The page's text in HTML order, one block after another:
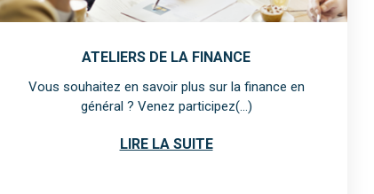
ATELIERS DE LA FINANCE
Vous souhaitez en savoir plus sur la finance en
général ? Venez participez(...)
LIRE LA SUITE